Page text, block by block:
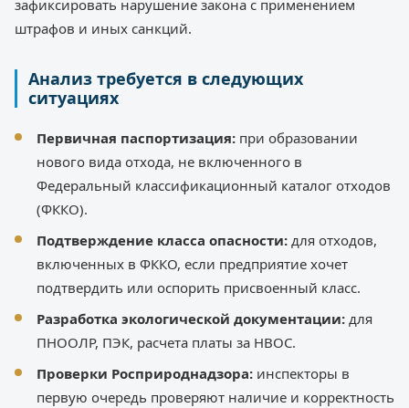
зафиксировать нарушение закона с применением
штрафов и иных санкций.
Анализ требуется в следующих
ситуациях
Первичная паспортизация: при образовании
нового вида отхода, не включенного в
Федеральный классификационный каталог отходов
(ФККО).
Подтверждение класса опасности: для отходов,
включенных в ФККО, если предприятие хочет
подтвердить или оспорить присвоенный класс.
Разработка экологической документации: для
ПНООЛР, ПЭК, расчета платы за НВОС.
Проверки Росприроднадзора: инспекторы в
первую очередь проверяют наличие и корректность